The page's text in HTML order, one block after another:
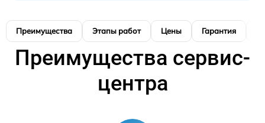
Преимущества Этапы работ Цены Гарантия
Преимущества сервис-
центра